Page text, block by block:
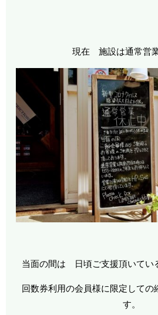
現在 施設は通常営
当面の間は 日頃ご支援頂いてい
回数券利用の会員様に限定しての
す。